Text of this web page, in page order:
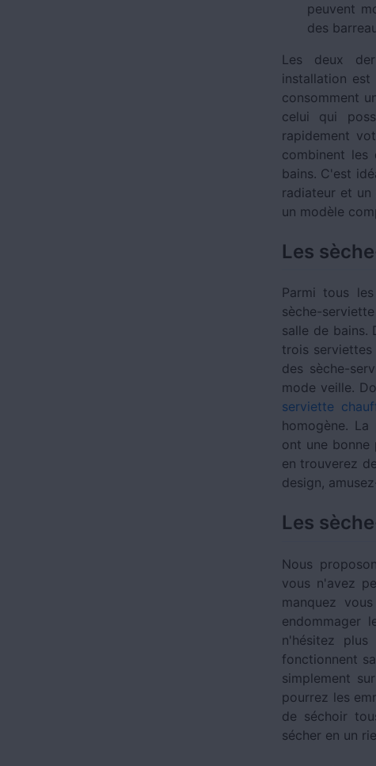
peuvent
des
Les deux
installation
consomment
celui qui
rapidement
combinent
bains. C'est
radiateur et
un modèle
Les
Parmi tous
sèche-
salle de bains.
trois
des sèche-
mode veille.
serviette
homogène.
ont une bonne
en trouverez
design,
Les
Nous
vous n'avez
manquez
endommager
n'hésitez
fonctionnent
simplement
pourrez les
de séchoir
sécher en un